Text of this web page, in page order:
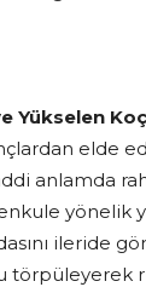
Yükselen
elde
anlamda
yönelik
ileride
törpüleyerek